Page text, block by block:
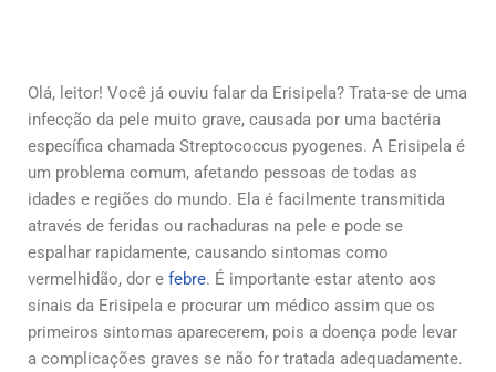
Olá, leitor! Você já ouviu falar da Erisipela? Trata-se de uma
infecção da pele muito grave, causada por uma bactéria
específica chamada Streptococcus pyogenes. A Erisipela é
um problema comum, afetando pessoas de todas as
idades e regiões do mundo. Ela é facilmente transmitida
através de feridas ou rachaduras na pele e pode se
espalhar rapidamente, causando sintomas como
vermelhidão, dor e febre. É importante estar atento aos
sinais da Erisipela e procurar um médico assim que os
primeiros sintomas aparecerem, pois a doença pode levar
a complicações graves se não for tratada adequadamente.